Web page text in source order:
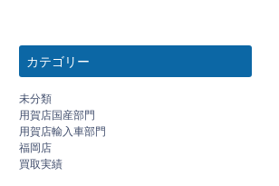
カテゴリー
未分類
用賀店国産部門
用賀店輸入車部門
福岡店
買取実績